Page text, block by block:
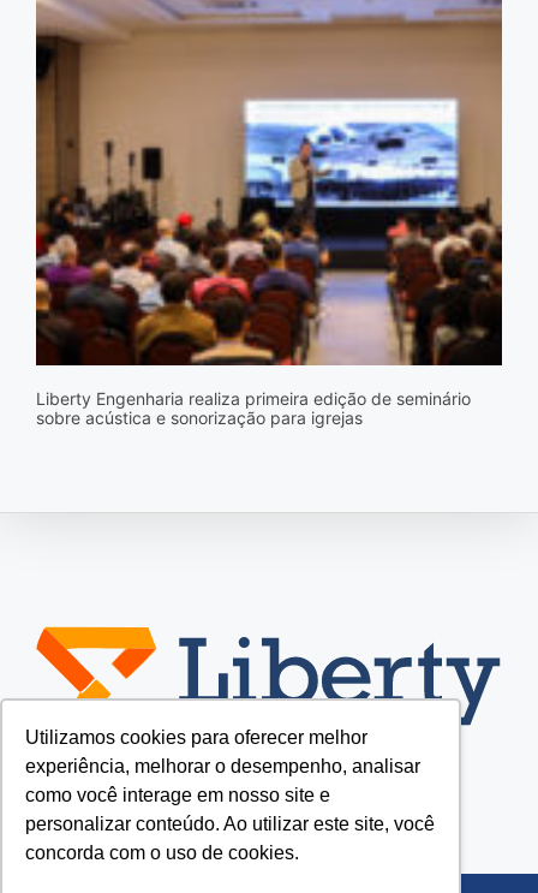
Utilizamos cookies para oferecer melhor
experiência, melhorar o desempenho, analisar
como você interage em nosso site e
personalizar conteúdo. Ao utilizar este site, você
concorda com o uso de cookies.
Liberty Engenharia realiza primeira edição de seminário
sobre acústica e sonorização para igrejas